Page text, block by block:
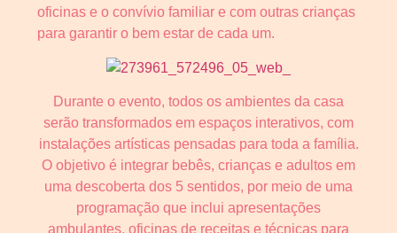
oficinas e o convívio familiar e com outras crianças
para garantir o bem estar de cada um.
Durante o evento, todos os ambientes da casa
serão transformados em espaços interativos, com
instalações artísticas pensadas para toda a família.
O objetivo é integrar bebês, crianças e adultos em
uma descoberta dos 5 sentidos, por meio de uma
programação que inclui apresentações
ambulantes, oficinas de receitas e técnicas para